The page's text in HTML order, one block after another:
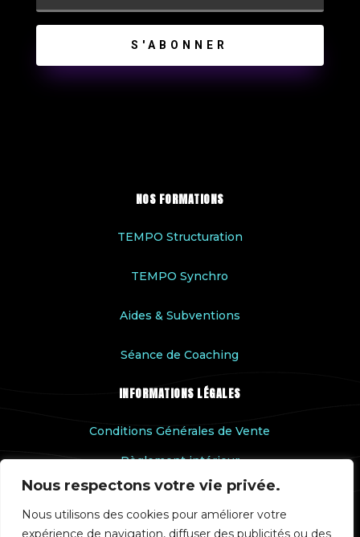
Nous respectons votre vie privée.
Nous utilisons des cookies pour améliorer votre
expérience de navigation, diffuser des publicités ou des
S'ABONNER
NOS FORMATIONS
TEMPO Structuration
TEMPO Synchro
Aides & Subventions
Séance de Coaching
INFORMATIONS LÉGALES
Conditions Générales de Vente
Règlement intérieur
Accessibilité handicap
Rapport qualité